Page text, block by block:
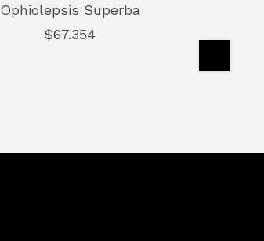
Ophiolepsis Superba
$67.354